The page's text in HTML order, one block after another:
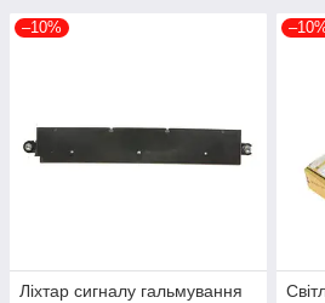
–10%
Ліхтар сигналу гальмування